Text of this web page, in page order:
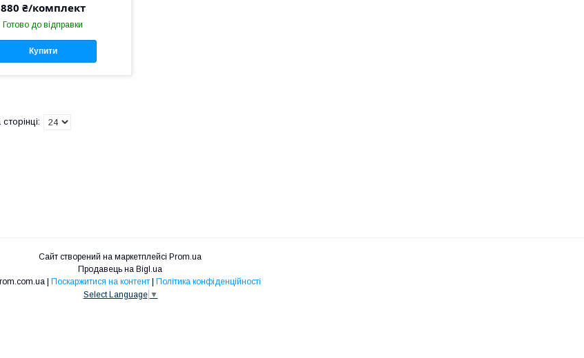
880 ₴/комплект
Готово до відправки
Купити
Сайт створений на маркетплейсі Prom.ua
Продавець на Bigl.ua
avtoxrom.com.ua | Поскаржитися на контент | Політика конфіденційності
Select Language ▼